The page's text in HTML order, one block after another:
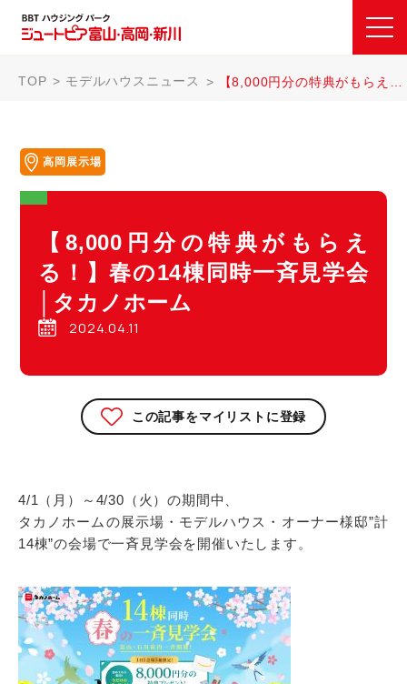
TOP モデルハウスニュース 【8,000円分の特典がもらえる！】春の14棟同時一斉見学会│タカノホーム
高岡展示場
【8,000円分の特典がもらえ
る！】春の14棟同時一斉見学会
│タカノホーム
2024.04.11
この記事をマイリストに登録
4/1（月）～4/30（火）の期間中、
タカノホームの展示場・モデルハウス・オーナー様邸”計
14棟”の会場で一斉見学会を開催いたします。